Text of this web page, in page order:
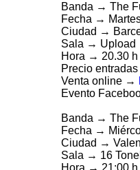
Banda → The
Fecha →
Ciudad →
Sala → Upload
Hora → 20.30 h
Precio
Venta online →
Evento
Banda → The
Fecha →
Ciudad →
Sala → 16